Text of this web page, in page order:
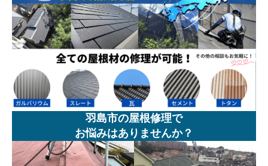
羽島市の屋根修理で
お悩みはありませんか？